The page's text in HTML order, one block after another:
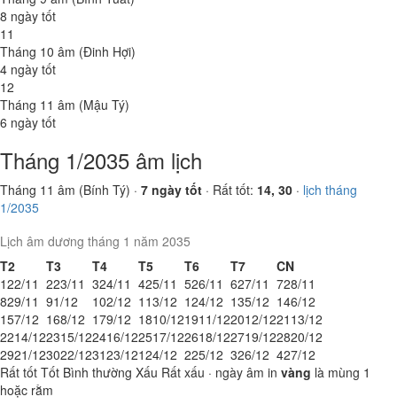
8 ngày tốt
11
Tháng 10 âm (Đinh Hợi)
4 ngày tốt
12
Tháng 11 âm (Mậu Tý)
6 ngày tốt
Tháng 1/2035 âm lịch
Tháng 11 âm (Bính Tý) · 7 ngày tốt · Rất tốt: 14, 30 · lịch tháng
1/2035
Lịch âm dương tháng 1 năm 2035
T2
T3 T4 T5 T6 T7
CN
122/11 223/11 324/11 425/11 526/11 627/11 728/11
829/11 91/12 102/12 113/12 124/12 135/12 146/12
157/12 168/12 179/12 1810/121911/122012/1221 13/12
2214/122315/122416/122517/122618/122719/122820/12
2921/123022/123123/12124/12 225/12 326/12 427/12
Rất tốt Tốt Bình thường Xấu Rất xấu · ngày âm in vàng là mùng 1
hoặc rằm